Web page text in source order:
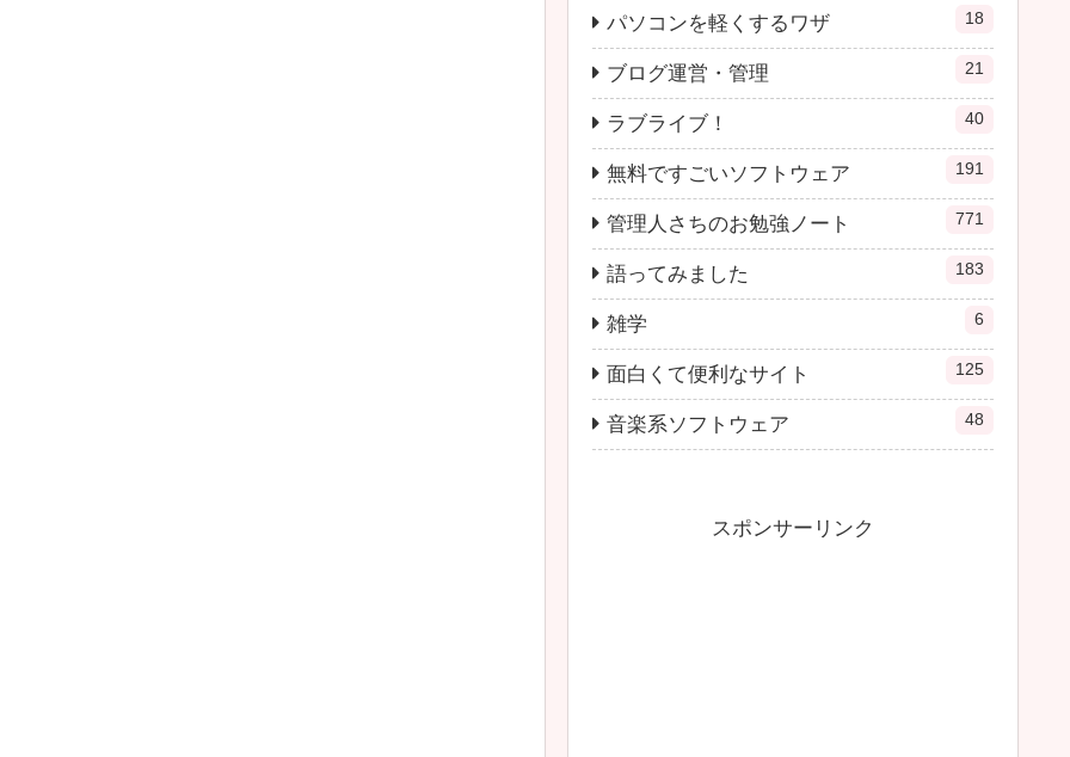
パソコンを軽くするワザ 18
ブログ運営・管理 21
ラブライブ！ 40
無料ですごいソフトウェア 191
管理人さちのお勉強ノート 771
語ってみました 183
雑学 6
面白くて便利なサイト 125
音楽系ソフトウェア 48
スポンサーリンク